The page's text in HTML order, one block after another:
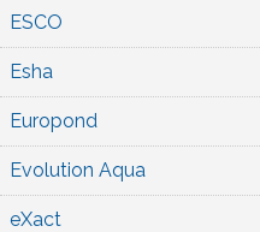
ESCO
Esha
Europond
Evolution Aqua
eXact